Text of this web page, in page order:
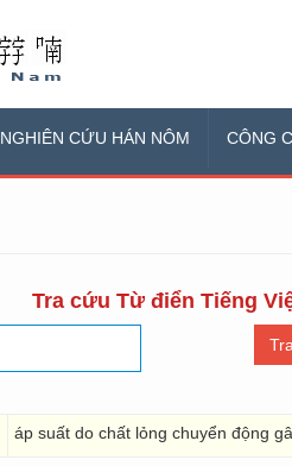
NGHIÊN CỨU HÁN NÔM CÔNG
Tra cứu Từ điển Tiếng
áp suất do chất lỏng chuyển động